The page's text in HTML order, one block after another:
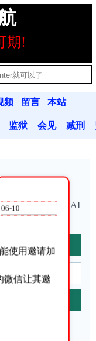
期!
频
享
留言
本
本站
公告
监狱 会见 减刑
始时，可以让 AI
10
使用邀请加
微信让其邀